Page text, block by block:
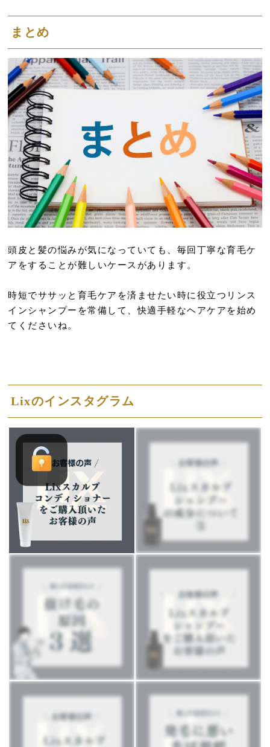
まとめ
頭皮と髪の悩みが気になっていても、毎回丁寧な育毛ケ
アをすることが難しいケースがあります。
時短でササッと育毛ケアを済ませたい時に役立つリンス
インシャンプーを常備して、快適手軽なヘアケアを始め
てくださいね。
Lixのインスタグラム